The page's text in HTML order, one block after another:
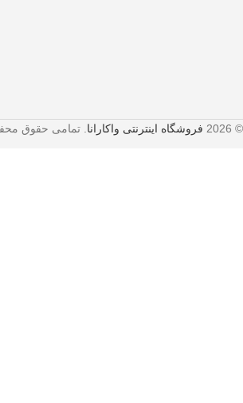
© 2026 فروشگاه اینترنتی واکارانا . تمامی حقوق